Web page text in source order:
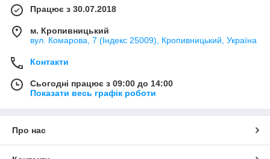
Працює з 30.07.2018
м. Кропивницький
вул. Комарова, 7 (Індекс 25009), Кропивницький, Україна
Контакти
Сьогодні працює з 09:00 до 14:00
Показати весь графік роботи
Про нас